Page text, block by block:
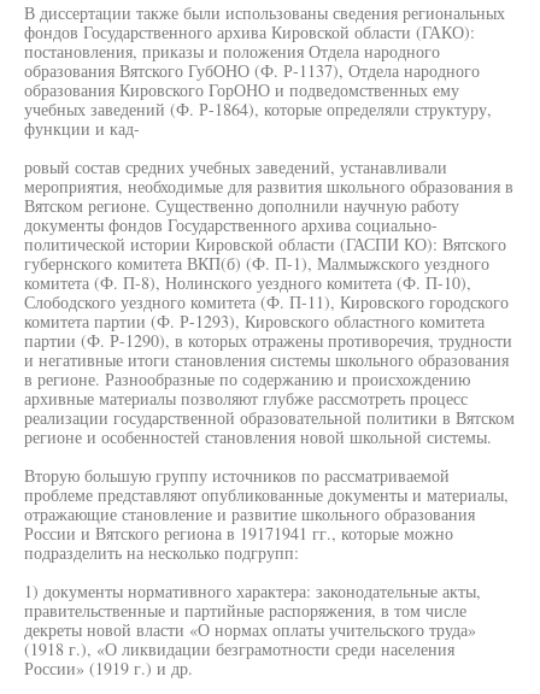
В диссертации также были использованы сведения региональных
фондов Государственного архива Кировской области (ГАКО):
постановления, приказы и положения Отдела народного
образования Вятского ГубОНО (Ф. Р-1137), Отдела народного
образования Кировского ГорОНО и подведомственных ему
учебных заведений (Ф. Р-1864), которые определяли структуру,
функции и кад-
ровый состав средних учебных заведений, устанавливали
мероприятия, необходимые для развития школьного образования в
Вятском регионе. Существенно дополнили научную работу
документы фондов Государственного архива социально-
политической истории Кировской области (ГАСПИ КО): Вятского
губернского комитета ВКП(б) (Ф. П-1), Малмыжского уездного
комитета (Ф. П-8), Нолинского уездного комитета (Ф. П-10),
Слободского уездного комитета (Ф. П-11), Кировского городского
комитета партии (Ф. Р-1293), Кировского областного комитета
партии (Ф. Р-1290), в которых отражены противоречия, трудности
и негативные итоги становления системы школьного образования
в регионе. Разнообразные по содержанию и происхождению
архивные материалы позволяют глубже рассмотреть процесс
реализации государственной образовательной политики в Вятском
регионе и особенностей становления новой школьной системы.
Вторую большую группу источников по рассматриваемой
проблеме представляют опубликованные документы и материалы,
отражающие становление и развитие школьного образования
России и Вятского региона в 19171941 гг., которые можно
подразделить на несколько подгрупп:
1) документы нормативного характера: законодательные акты,
правительственные и партийные распоряжения, в том числе
декреты новой власти «О нормах оплаты учительского труда»
(1918 г.), «О ликвидации безграмотности среди населения
России» (1919 г.) и др.